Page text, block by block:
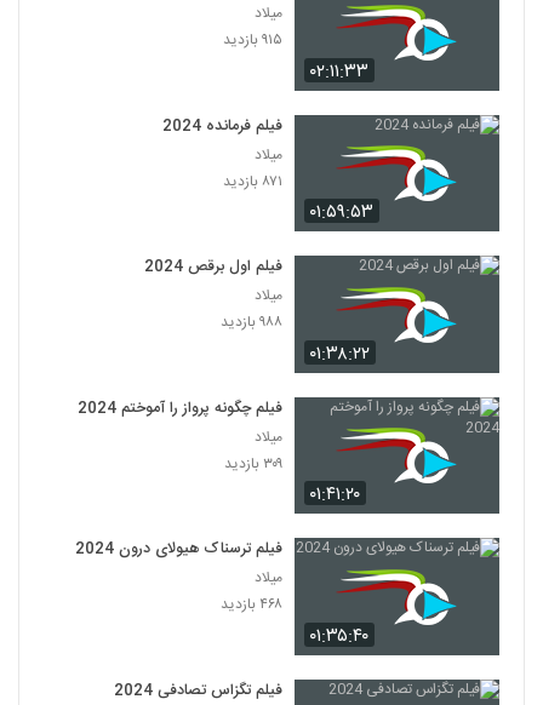
۰۲:۱۱:۳۳
میلاد
۹۱۵ بازدید
۰۱:۵۹:۵۳
فیلم فرمانده 2024
میلاد
۸۷۱ بازدید
۰۱:۳۸:۲۲
فیلم اول برقص 2024
میلاد
۹۸۸ بازدید
۰۱:۴۱:۲۰
فیلم چگونه پرواز را آموختم 2024
میلاد
۳۰۹ بازدید
۰۱:۳۵:۴۰
فیلم ترسناک هیولای درون 2024
میلاد
۴۶۸ بازدید
فیلم تگزاس تصادفی 2024